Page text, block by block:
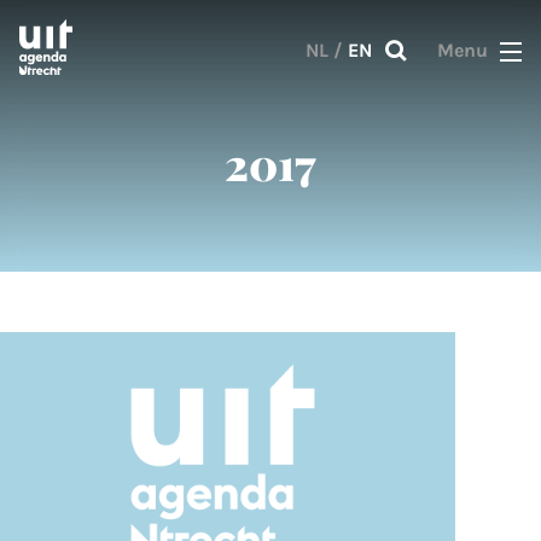
Skip to main content
NL / EN Menu
2017